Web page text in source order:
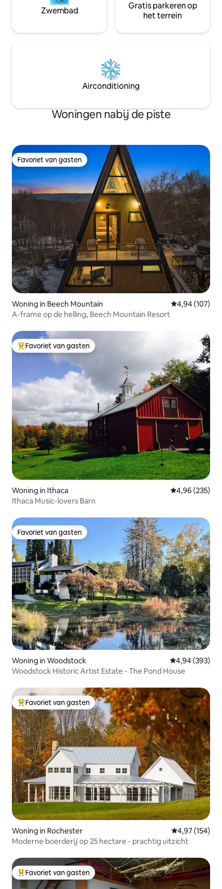
Zwembad
Gratis parkeren op
het terrein
Airconditioning
Woningen nabij de piste
Favoriet van gasten
Favoriet van gasten
Woning in Beech Mountain Gemiddelde
4,94 (107)
A-frame op de helling, Beech Mountain Resort
Topfavoriet van gasten
Favoriet van gasten
Woning in Ithaca Gemiddelde
4,96 (235)
Ithaca Music-lovers Barn
Favoriet van gasten
Favoriet van gasten
Woning in Woodstock Gemiddelde
4,94 (393)
Woodstock Historic Artist Estate - The Pond House
Topfavoriet van gasten
Favoriet van gasten
Woning in Rochester Gemiddelde
4,97 (154)
Moderne boerderij op 25 hectare - prachtig uitzicht
Topfavoriet van gasten
Favoriet van gasten